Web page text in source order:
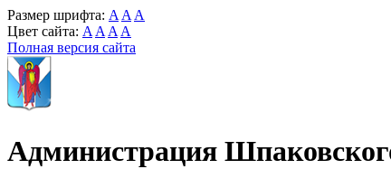
Размер шрифта: A A A
Цвет сайта: A A A A
Полная версия сайта
Администрация